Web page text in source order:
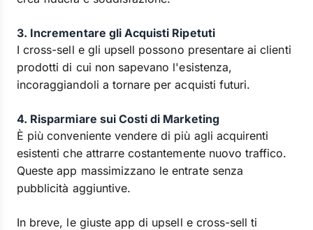
3. Incrementare gli Acquisti Ripetuti
I cross-sell e gli upsell possono presentare ai clienti
prodotti di cui non sapevano l'esistenza,
incoraggiandoli a tornare per acquisti futuri.
4. Risparmiare sui Costi di Marketing
È più conveniente vendere di più agli acquirenti
esistenti che attrarre costantemente nuovo traffico.
Queste app massimizzano le entrate senza
pubblicità aggiuntive.
In breve, le giuste app di upsell e cross-sell ti